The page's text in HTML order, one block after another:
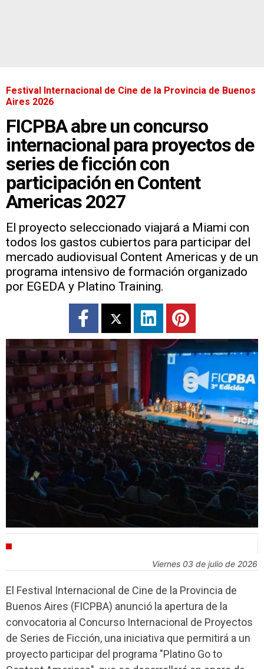
Festival Internacional de Cine de la Provincia de Buenos
Aires 2026
FICPBA abre un concurso
internacional para proyectos de
series de ficción con
participación en Content
Americas 2027
El proyecto seleccionado viajará a Miami con
todos los gastos cubiertos para participar del
mercado audiovisual Content Americas y de un
programa intensivo de formación organizado
por EGEDA y Platino Training.
viernes 03 de julio de 2026
El Festival Internacional de Cine de la Provincia de
Buenos Aires (FICPBA) anunció la apertura de la
convocatoria al Concurso Internacional de Proyectos
de Series de Ficción, una iniciativa que permitirá a un
proyecto participar del programa "Platino Go to